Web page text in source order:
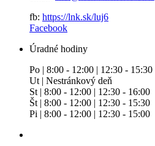
fb: https://lnk.sk/luj6
Facebook
Úradné hodiny
Po | 8:00 - 12:00 | 12:30 - 15:30
Ut | Nestránkový deň
St | 8:00 - 12:00 | 12:30 - 16:00
Št | 8:00 - 12:00 | 12:30 - 15:30
Pi | 8:00 - 12:00 | 12:30 - 15:00